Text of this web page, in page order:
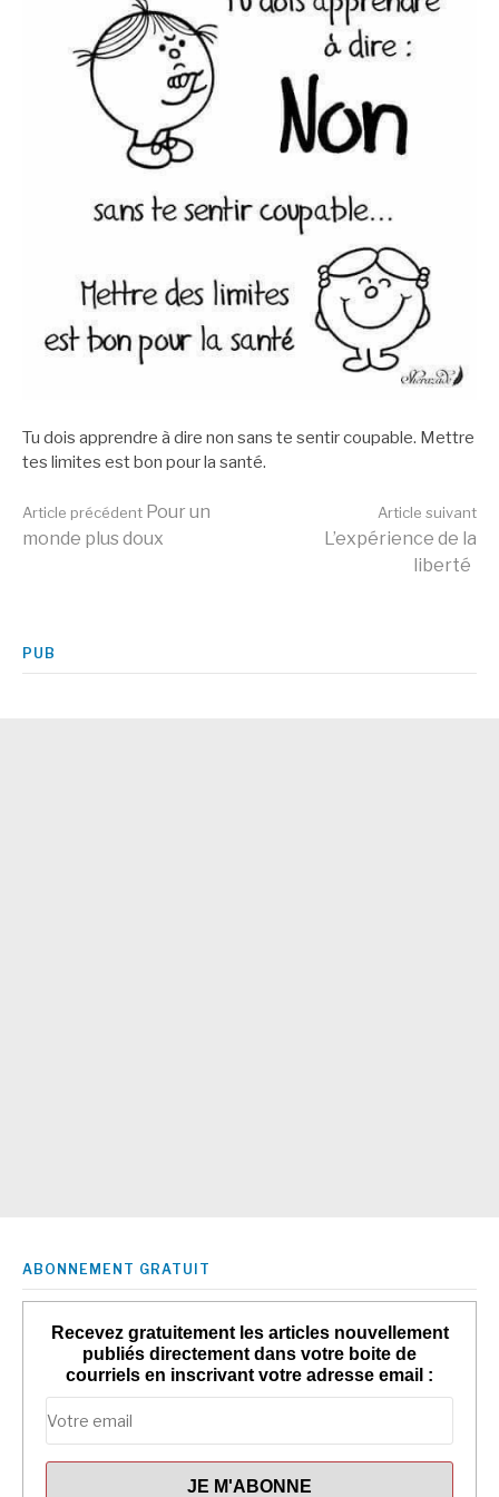
Tu dois apprendre à dire non sans te sentir coupable. Mettre
tes limites est bon pour la santé.
Lire
suite
Article précédent Pour un
monde plus doux
Article suivant
L’expérience de la
liberté
PUB
ABONNEMENT GRATUIT
Recevez gratuitement les articles nouvellement
publiés directement dans votre boite de
courriels en inscrivant votre adresse email :